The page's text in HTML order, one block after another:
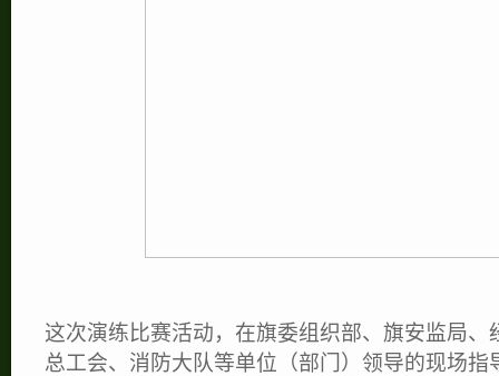
这次演练比赛活动，在旗委组织部、旗安监局
总工会、消防大队等单位（部门）领导的现场